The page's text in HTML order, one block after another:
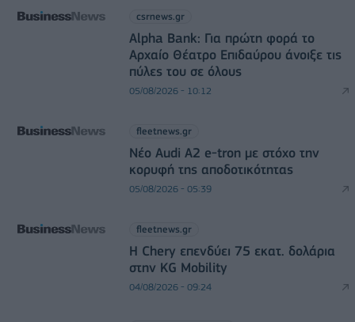
csrnews.gr
Alpha Bank: Για πρώτη φορά το
Αρχαίο Θέατρο Επιδαύρου άνοιξε τις
πύλες του σε όλους
05/08/2026 - 10:12
fleetnews.gr
Νέο Audi A2 e-tron με στόχο την
κορυφή της αποδοτικότητας
05/08/2026 - 05:39
fleetnews.gr
Η Chery επενδύει 75 εκατ. δολάρια
στην KG Mobility
04/08/2026 - 09:24